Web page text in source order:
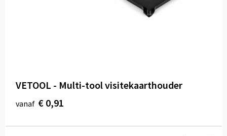
VETOOL - Multi-tool visitekaarthouder
vanaf € 0,91